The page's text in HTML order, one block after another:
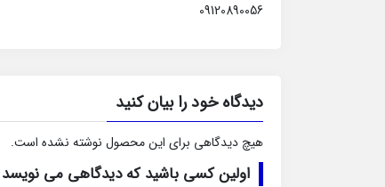
09120890056
دیدگاه خود را بیان کنید
هیچ دیدگاهی برای این محصول نوشته نشده است.
اولین کسی باشید که دیدگاهی می نویسد “فروش